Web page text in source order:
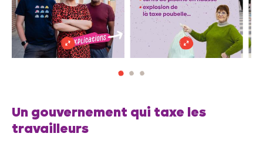
Un gouvernement qui taxe les
travailleurs